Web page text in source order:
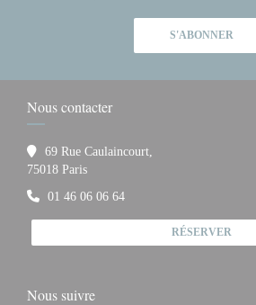
S'ABONNER
Nous contacter
69 Rue Caulaincourt,
75018 Paris((ouvre une nouvelle fenêtre))
01 46 06 06 64
RÉSERVER
Nous suivre